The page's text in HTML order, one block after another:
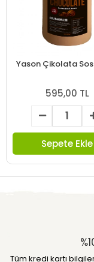
Yason Çikolata Sos
595,00 TL
Sepete Ekle
Tüm kredi kartı